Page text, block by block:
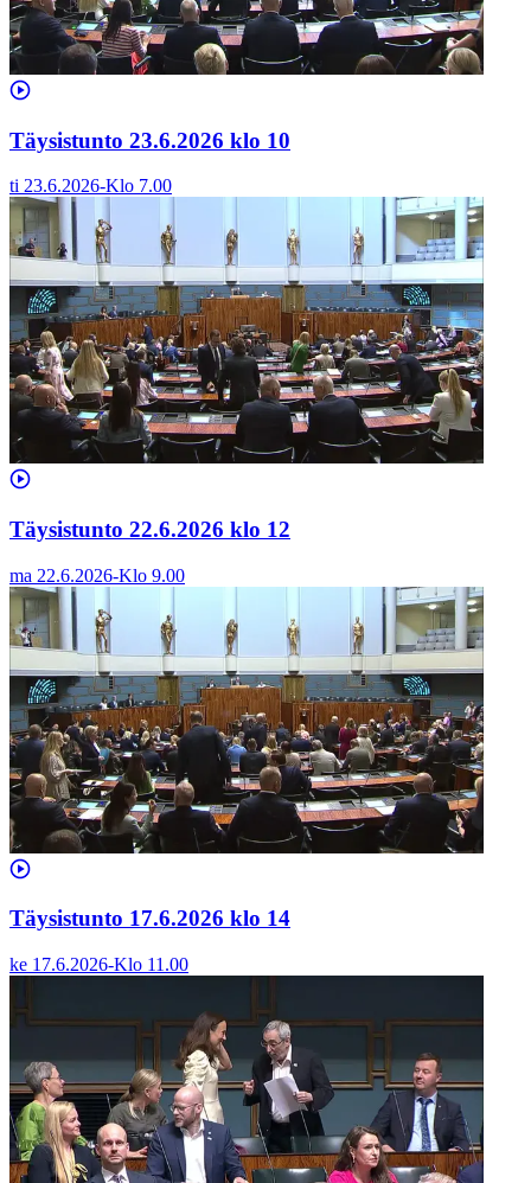
Täysistunto 23.6.2026 klo 10
ti 23.6.2026-Klo 7.00
Täysistunto 22.6.2026 klo 12
ma 22.6.2026-Klo 9.00
Täysistunto 17.6.2026 klo 14
ke 17.6.2026-Klo 11.00